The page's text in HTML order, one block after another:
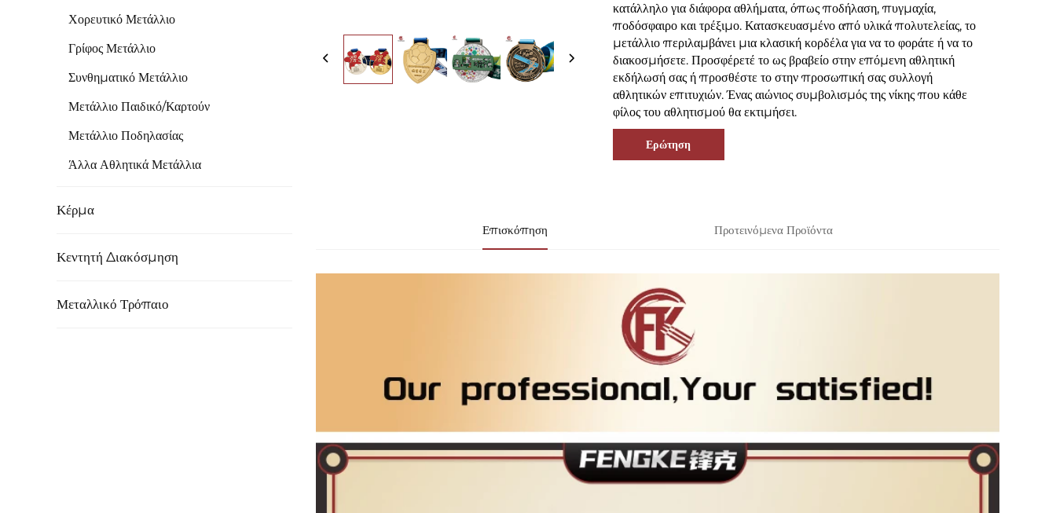
Χορευτικό Μετάλλιο
Γρίφος Μετάλλιο
Συνθηματικό Μετάλλιο
Μετάλλιο Παιδικό/Καρτούν
Μετάλλιο Ποδηλασίας
Άλλα Αθλητικά Μετάλλια
Κέρμα
Κεντητή Διακόσμηση
Μεταλλικό Τρόπαιο
κατάλληλο για διάφορα αθλήματα, όπως ποδήλαση, πυγμαχία,
ποδόσφαιρο και τρέξιμο. Κατασκευασμένο από υλικά πολυτελείας, το
μετάλλιο περιλαμβάνει μια κλασική κορδέλα για να το φοράτε ή να το
διακοσμήσετε. Προσφέρετέ το ως βραβείο στην επόμενη αθλητική
εκδήλωσή σας ή προσθέστε το στην προσωπική σας συλλογή
αθλητικών επιτυχιών. Ένας αιώνιος συμβολισμός της νίκης που κάθε
φίλος του αθλητισμού θα εκτιμήσει.
Ερώτηση
Επισκόπηση Προτεινόμενα Προϊόντα